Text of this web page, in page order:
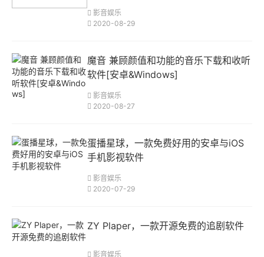
影音娱乐
2020-08-29
魔音 兼顾颜值和功能的音乐下载和收听
软件[安卓&Windows]
影音娱乐
2020-08-27
蛋播星球，一款免费好用的安卓与iOS
手机影视软件
影音娱乐
2020-07-29
ZY Plaper，一款开源免费的追剧软件
影音娱乐